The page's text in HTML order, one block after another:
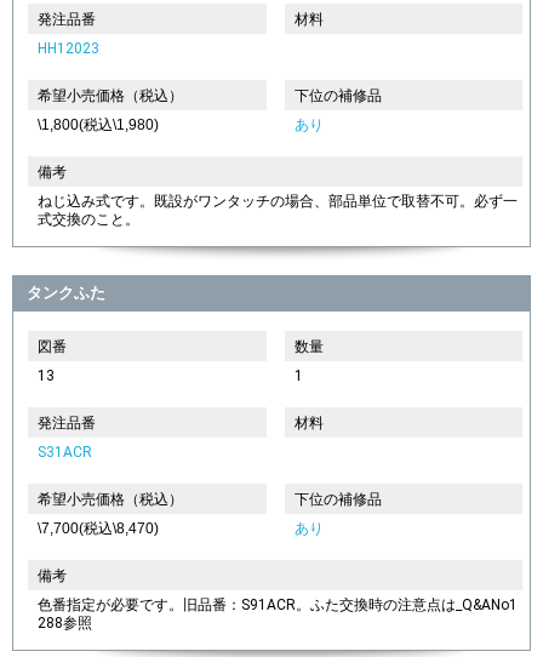
発注品番
HH12023
材料
希望小売価格（税込）
\1,800(税込\1,980)
下位の補修品
あり
備考
ねじ込み式です。既設がワンタッチの場合、部品単位で取替不可。必ず一
式交換のこと。
タンクふた
図番
13
数量
1
発注品番
S31ACR
材料
希望小売価格（税込）
\7,700(税込\8,470)
下位の補修品
あり
備考
色番指定が必要です。旧品番：S91ACR。ふた交換時の注意点は_Q&ANo1
288参照